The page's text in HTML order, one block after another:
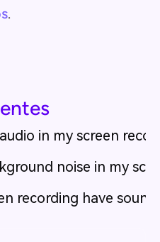
.
in my screen
noise in my
recording have